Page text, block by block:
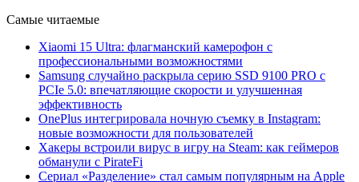
Самые читаемые
Xiaomi 15 Ultra: флагманский камерофон с
профессиональными возможностями
Samsung случайно раскрыла серию SSD 9100 PRO с
PCIe 5.0: впечатляющие скорости и улучшенная
эффективность
OnePlus интегрировала ночную съемку в Instagram:
новые возможности для пользователей
Хакеры встроили вирус в игру на Steam: как геймеров
обманули с PirateFi
Сериал «Разделение» стал самым популярным на Apple